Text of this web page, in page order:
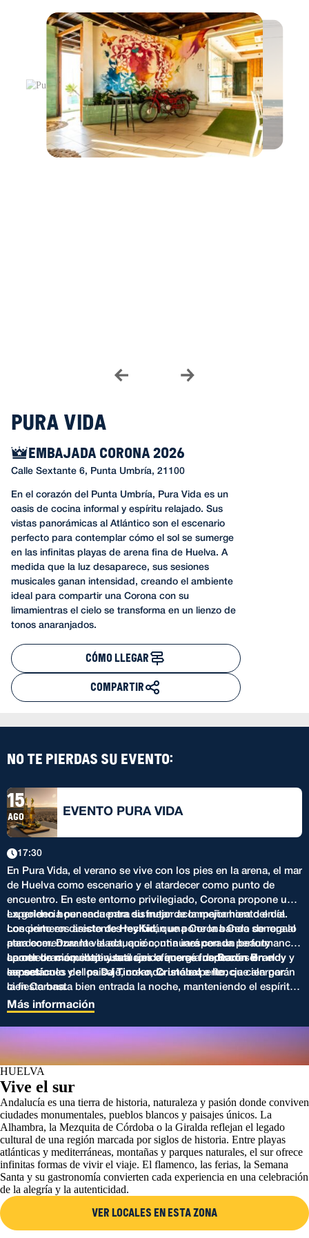
Pura Vida
EMBAJADA CORONA 2026
Calle Sextante 6, Punta Umbría, 21100
En el corazón del Punta Umbría, Pura Vida es un
oasis de cocina informal y espíritu relajado. Sus
vistas panorámicas al Atlántico son el escenario
perfecto para contemplar cómo el sol se sumerge
en las infinitas playas de arena fina de Huelva. A
medida que la luz desaparece, sus sesiones
musicales ganan intensidad, creando el ambiente
ideal para compartir una Corona con su
limamientras el cielo se transforma en un lienzo de
tonos anaranjados.
CÓMO LLEGAR
COMPARTIR
NO TE PIERDAS SU EVENTO:
15
AGO EVENTO PURA VIDA
17:30
En Pura Vida, el verano se vive con los pies en la arena, el mar
de Huelva como escenario y el atardecer como punto de
encuentro. En este entorno privilegiado, Corona propone una
experiencia pensada para disfrutar de la mejor hora del día.
Los primeros asistentes recibirán una Corona Cero de regalo
para comenzar la velada, que continuará con un beauty
corner de maquillaje y tatuajes efímeros inspirados en el
sunset.
La golden hour encuentra su mejor acompañamiento en el
concierto en directo deHeyKid, que pone la banda sonora al
atardecer. Durante la actuación, una inesperada performance
aporta un momento visual único que se funde con el
espectáculo y el paisaje, creando una experiencia cien por
cien Corona.
La celebración continuará con la energía deBarón Brandy y
las sesiones de los DJ Tinoko, Cristóbal e Ito, que alargarán
la fiesta hasta bien entrada la noche, manteniendo el espíritu
de Corona frente al mar.
Más información
HUELVA
Vive el sur
Andalucía es una tierra de historia, naturaleza y pasión donde conviven
ciudades monumentales, pueblos blancos y paisajes únicos. La
Alhambra, la Mezquita de Córdoba o la Giralda reflejan el legado
cultural de una región marcada por siglos de historia. Entre playas
atlánticas y mediterráneas, montañas y parques naturales, el sur ofrece
infinitas formas de vivir el viaje. El flamenco, las ferias, la Semana
Santa y su gastronomía convierten cada experiencia en una celebración
de la alegría y la autenticidad.
VER LOCALES EN ESTA ZONA